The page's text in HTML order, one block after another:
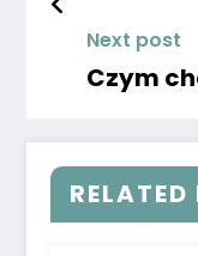
Next post
Czym
RELATED